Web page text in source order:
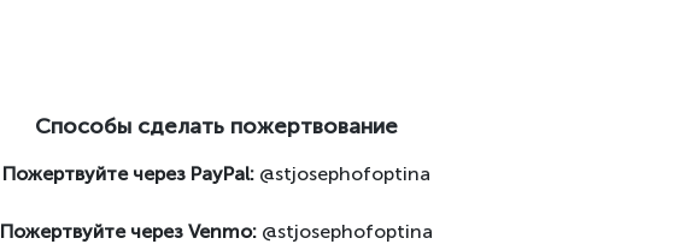
Способы сделать пожертвование
Пожертвуйте через PayPal: @stjosephofoptina
Пожертвуйте через Venmo: @stjosephofoptina